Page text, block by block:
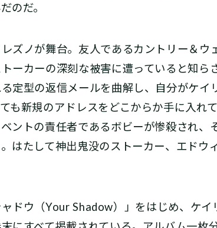
のだ。
ズノが舞台。友人であるカントリー＆ウ
ーカーの深刻な被害に遭っていると知ら
定型の返信メールを曲解し、自分がケイ
も新規のアドレスをどこからか手に入れ
ントの責任者であるボビーが惨殺され、
はたして神出鬼没のストーカー、エドウ
ドウ（Your Shadow）」をはじめ、ケイ